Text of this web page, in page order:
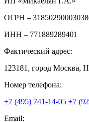
ОГРН –
ИНН – 771889289401
Фактический адрес:
123181, город Москва,
Номер телефона:
+7 (495) 741-14-05 +7
Email: